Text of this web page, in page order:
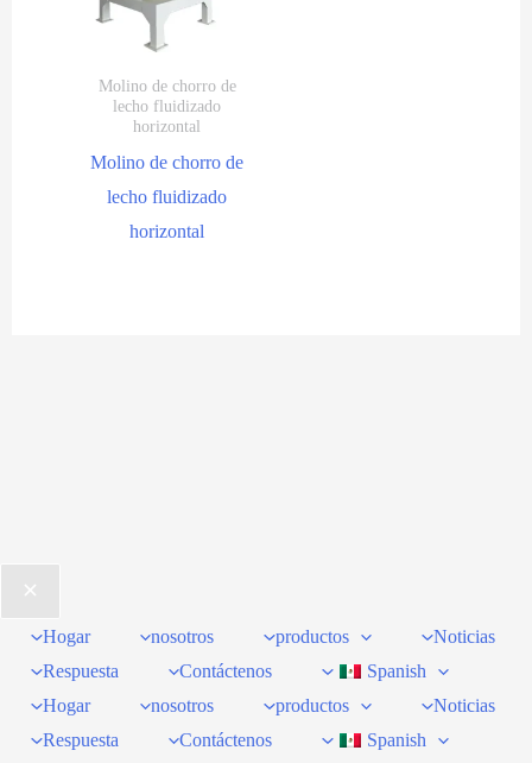
Molino de chorro de
lecho fluidizado
horizontal
Molino de chorro de
lecho fluidizado
horizontal
Hogar nosotros productos
Noticias
Respuesta
Contáctenos
Spanish
Hogar
nosotros productos
Noticias
Respuesta
Contáctenos Spanish